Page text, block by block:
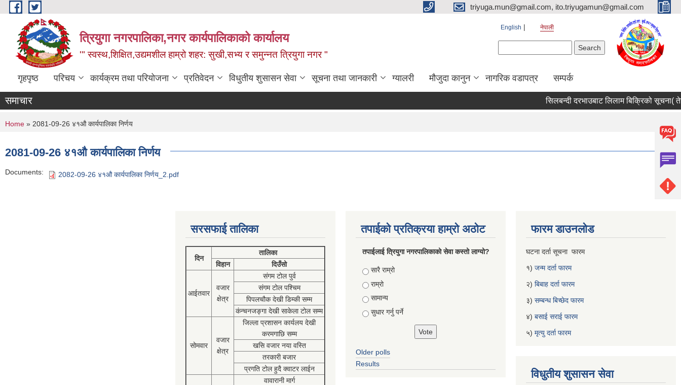
Skip to main content triyuga.mun@gmail.com, ito.triyugamun@gmail.com
त्रियुगा नगरपालिका,नगर कार्यपालिकाको कार्यालय
'" स्वस्थ,शिक्षित,उद्यमशील हाम्रो शहर: सुखी,सभ्य र समुन्नत त्रियुगा नगर "
English नेपाली
गृहपृष्ठ परिचय कार्यक्रम तथा परियोजना प्रतिवेदन विधुतीय शुसासन सेवा सूचना तथा जानकारी ग्यालरी मौजुदा कानुन नागरिक वडापत्र सम्पर्क
समाचार सिलबन्दी दरभाउबाट लिलाम बिक्रिको सूचना(
You are here
Home » 2081-09-26 ४१औ कार्यपालिका निर्णय
2081-09-26 ४१औ कार्यपालिका निर्णय
Documents: 2082-09-26 ४१औ कार्यपालिका निर्णय_2.pdf
सरसफाई तालिका
दिन
तालिका
विहान
दिउँसो
आईतवार
वजार
क्षेत्र
संगम टोल पुर्व
संगम टोल पश्चिम
पिपलचौक देखी डिम्की सम्म
कंन्चनजङ्गा देखी साकेला टोल सम्म
सोमवार
वजार
क्षेत्र
जिल्ला प्रशासन कार्यलय देखी
करमगाछि सम्म
खसि वजार नया वस्ति
तरकारी बजार
प्रगति टोल हुदै क्वाटर लाईन
वावारानी मार्ग
तपाईको प्रतिक्रया हाम्रो अठोट
तपाईलाई त्रियुगा नगरपालिकाको सेवा कस्तो लाग्यो?
Choices
सारै राम्रो
राम्रो
सामान्य
सुधार गर्नु पर्ने
Older polls
Results
फारम डाउनलोड
घटना दर्ता सूचना फारम
१) जन्म दर्ता फारम
२) बिबाह दर्ता फारम
३) सम्बन्ध बिच्छेद फारम
४) बसाई सराई फारम
५) मृत्यु दर्ता फारम
विधुतीय शुसासन सेवा